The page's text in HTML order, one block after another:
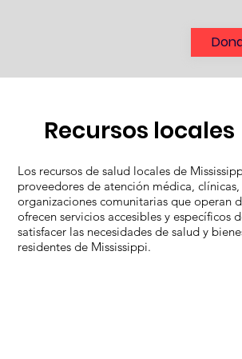
Recursos locales
Los recursos de salud locales de
proveedores de atención médica,
organizaciones comunitarias que operan
ofrecen servicios accesibles y específicos
satisfacer las necesidades de salud y
residentes de Mississippi.